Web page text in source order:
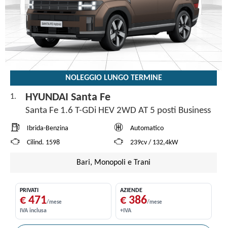
NOLEGGIO LUNGO TERMINE
1. HYUNDAI Santa Fe
Santa Fe 1.6 T-GDi HEV 2WD AT 5 posti Business
Ibrida-Benzina
Automatico
Cilind. 1598
239cv / 132,4kW
Bari, Monopoli e Trani
PRIVATI
€ 471/mese
IVA inclusa
AZIENDE
€ 386/mese
+IVA